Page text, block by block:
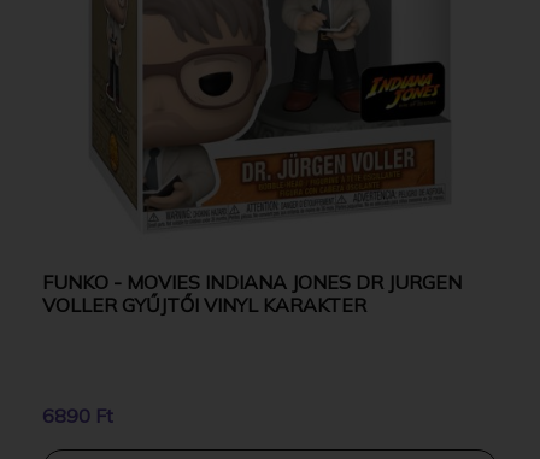
FUNKO - MOVIES INDIANA JONES DR JURGEN
VOLLER GYŰJTŐI VINYL KARAKTER
6890 Ft